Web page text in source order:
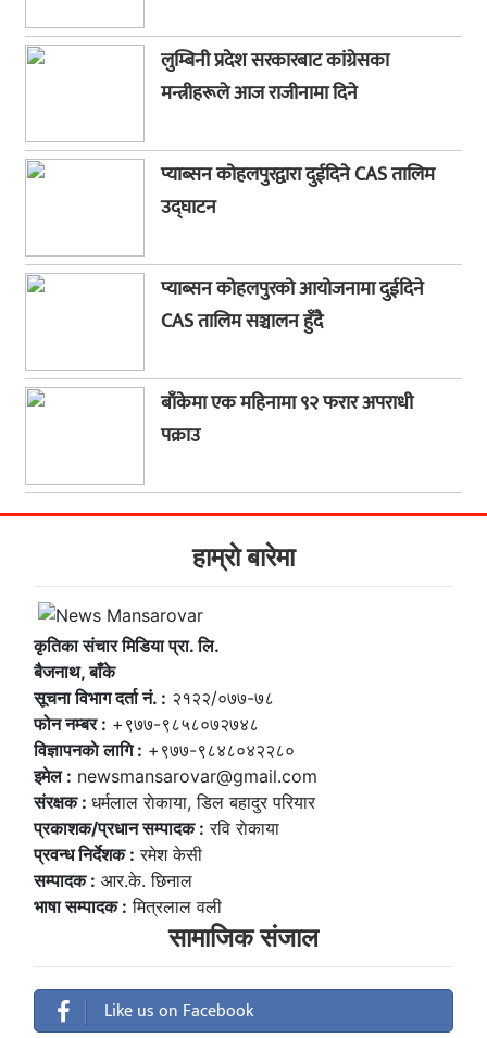
लुम्बिनी प्रदेश सरकारबाट कांग्रेसका
मन्त्रीहरूले आज राजीनामा दिने
प्याब्सन कोहलपुरद्वारा दुईदिने CAS तालिम
उद्घाटन
प्याब्सन कोहलपुरको आयोजनामा दुईदिने
CAS तालिम सञ्चालन हुँदै
बाँकेमा एक महिनामा ९२ फरार अपराधी
पक्राउ
हाम्राे बारेमा
कृतिका संचार मिडिया प्रा. लि.
बैजनाथ, बाँके
सूचना विभाग दर्ता नं. : २१२२/०७७-७८
फोन नम्बर : +९७७-९८५८०७२७४८
विज्ञापनकाे लागि : +९७७-९८४८०४२२८०
इमेल : newsmansarovar@gmail.com
संरक्षक : धर्मलाल राेकाया, डिल बहादुर परियार
प्रकाशक/प्रधान सम्पादक : रवि राेकाया
प्रवन्ध निर्देशक : रमेश केसी
सम्पादक : आर.के. छिनाल
भाषा सम्पादक : मित्रलाल वली
सामाजिक संजाल
Like us on Facebook